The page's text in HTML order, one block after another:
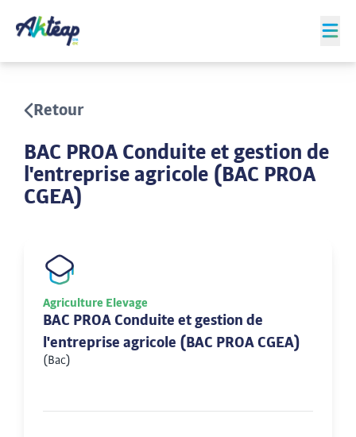
Retour
BAC PROA Conduite et gestion de
l'entreprise agricole (BAC PROA
CGEA)
Agriculture Elevage
BAC PROA Conduite et gestion de
l'entreprise agricole (BAC PROA CGEA)
(Bac)